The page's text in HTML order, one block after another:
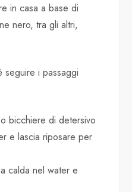
in casa a base di
nero, tra gli altri,
seguire i passaggi
bicchiere di detersivo
e lascia riposare per
calda nel water e